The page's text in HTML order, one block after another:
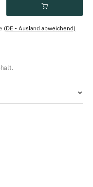
(DE - Ausland abweichend)